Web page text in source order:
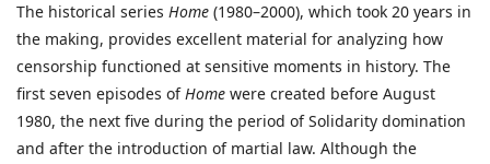
The historical series Home (1980–2000), which took 20 years in
the making, provides excellent material for analyzing how
censorship functioned at sensitive moments in history. The
first seven episodes ofHome were created before August
1980, the next five during the period of Solidarity domination
and after the introduction of martial law. Although the